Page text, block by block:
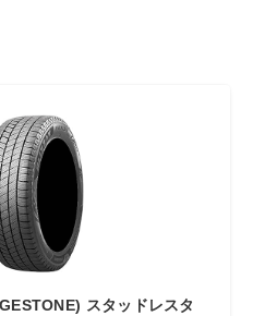
スタッドレスタ